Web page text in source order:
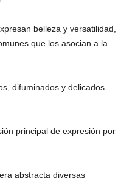
belleza y versatilidad,
que los asocian a la
difuminados y delicados
principal de expresión por
abstracta diversas